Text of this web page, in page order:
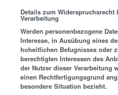
Details zum Widerspruchsrecht
Verarbeitung
Werden personenbezogene
Interesse, in Ausübung eines
hoheitlichen Befugnisses oder
berechtigten Interessen des
der Nutzer dieser Verarbeitung
einen Rechtfertigungsgrund
besondere Situation bezieht.